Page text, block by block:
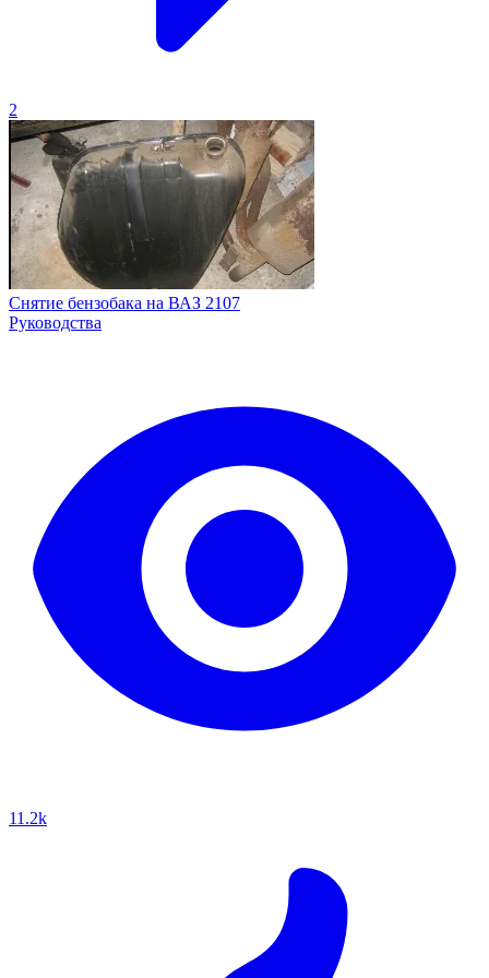
2
Снятие бензобака на ВАЗ 2107
Руководства
11.2k